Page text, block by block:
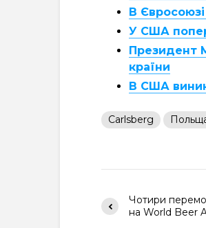
В
У США
Президент
країни
В США
Carlsberg
Чотири
на World Beer